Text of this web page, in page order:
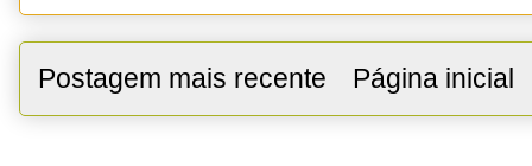
Postagem mais recente Página inicial